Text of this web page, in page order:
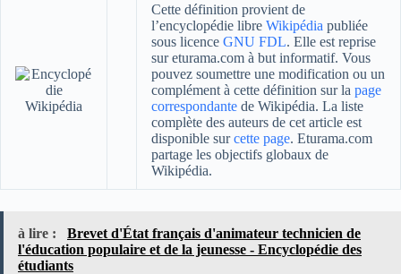
Cette définition provient de
l’encyclopédie libre Wikipédia publiée
sous licence GNU FDL. Elle est reprise
sur eturama.com à but informatif. Vous
pouvez soumettre une modification ou un
complément à cette définition sur la page
correspondante de Wikipédia. La liste
complète des auteurs de cet article est
disponible surcette page. Eturama.com
partage les objectifs globaux de
Wikipédia.
à lire :
Brevet d'État français d'animateur technicien de
l'éducation populaire et de la jeunesse - Encyclopédie des
étudiants